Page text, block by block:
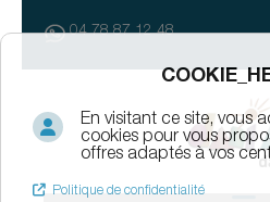
04 78 87 12 48